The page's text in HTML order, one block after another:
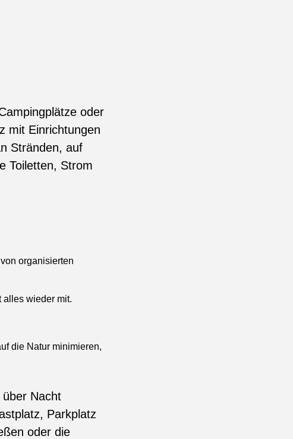
oder
mit Einrichtungen
Stränden, auf
Toiletten, Strom
organisierten
alles wieder mit.
die Natur minimieren,
Nacht
Parkplatz
oder die